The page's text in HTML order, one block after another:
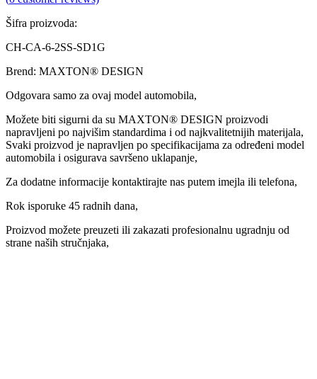
Šifra proizvoda:
CH-CA-6-2SS-SD1G
Brend: MAXTON® DESIGN
Odgovara samo za ovaj model automobila,
Možete biti sigurni da su MAXTON® DESIGN proizvodi
napravljeni po najvišim standardima i od najkvalitetnijih materijala,
Svaki proizvod je napravljen po specifikacijama za određeni model
automobila i osigurava savršeno uklapanje,
Za dodatne informacije kontaktirajte nas putem imejla ili telefona,
Rok isporuke 45 radnih dana,
Proizvod možete preuzeti ili zakazati profesionalnu ugradnju od
strane naših stručnjaka,